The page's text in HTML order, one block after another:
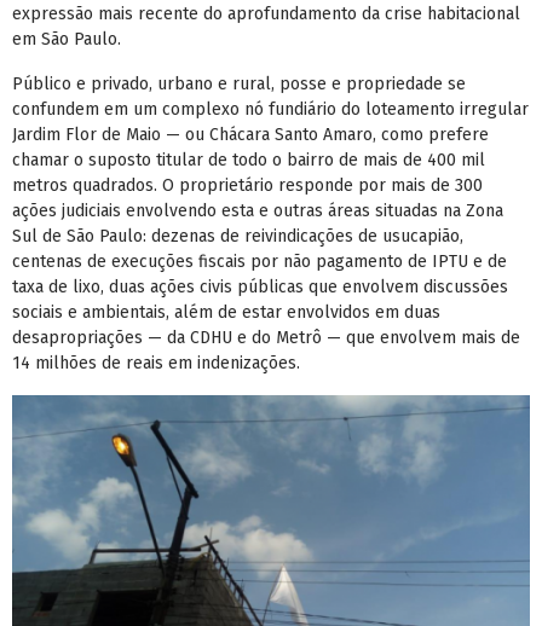
expressão mais recente do aprofundamento da crise habitacional
em São Paulo.
Público e privado, urbano e rural, posse e propriedade se
confundem em um complexo nó fundiário do loteamento irregular
Jardim Flor de Maio — ou Chácara Santo Amaro, como prefere
chamar o suposto titular de todo o bairro de mais de 400 mil
metros quadrados. O proprietário responde por mais de 300
ações judiciais envolvendo esta e outras áreas situadas na Zona
Sul de São Paulo: dezenas de reivindicações de usucapião,
centenas de execuções fiscais por não pagamento de IPTU e de
taxa de lixo, duas ações civis públicas que envolvem discussões
sociais e ambientais, além de estar envolvidos em duas
desapropriações — da CDHU e do Metrô — que envolvem mais de
14 milhões de reais em indenizações.